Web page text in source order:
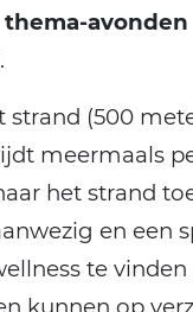
avonden
strand (500
meermaals
het strand
en een
te